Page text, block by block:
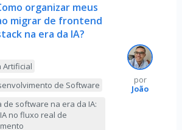
organizar meus
migrar de frontend
na era da IA?
Artificial
de Software
de software na era da IA:
no fluxo real de
por
João